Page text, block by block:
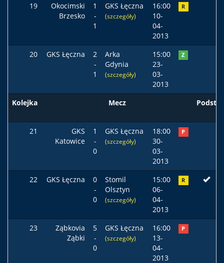
19
Okocimski
Brzesko
1
-
1
GKS Łęczna
(szczegóły)
16:00
10-
04-
2013
R
20 GKS Łęczna
2
-
1
Arka
Gdynia
(szczegóły)
15:00
23-
03-
2013
Z
Kolejka Mecz Podst
21
GKS
Katowice
1
-
0
GKS Łęczna
(szczegóły)
18:00
30-
03-
2013
P
22 GKS Łęczna
0
-
0
Stomil
Olsztyn
(szczegóły)
15:00
06-
04-
2013
R
23
Ząbkovia
Ząbki
5
-
0
GKS Łęczna
(szczegóły)
16:00
13-
04-
2013
P